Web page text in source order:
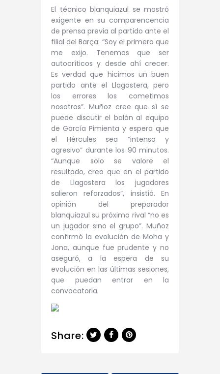
El técnico blanquiazul se mostró
exigente en su comparencencia
de prensa previa al partido ante el
filial del Barça: “Soy el primero que
me exijo. Tenemos que ser
autocríticos y desde ahí crecer.
Es verdad que hicimos un buen
partido ante el Llagostera, pero
los errores los cometimos
nosotros”. Muñoz cree que sí se
puede discutir el balón al equipo
de García Pimienta y espera que
el Hércules sea “intenso y
agresivo” durante los 90 minutos.
“Aunque solo se valore el
resultado, creo que en el partido
de Llagostera los jugadores
salieron reforzados”, insistió. En
opinión del preparador
blanquiazul su próximo rival “no es
un jugador sino el grupo”. Muñoz
confirmó la evolución de Moha y
Jona, aunque fue prudente y no
aseguró, a la espera de su
evolución en las últimas sesiones,
que puedan entrar en la
convocatoria.
Share: